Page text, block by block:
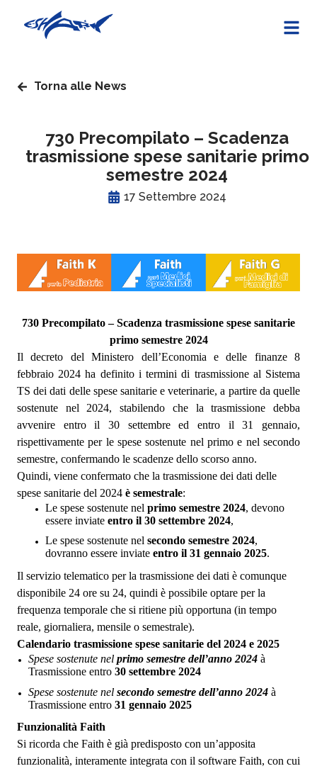
Torna alle News
730 Precompilato – Scadenza
trasmissione spese sanitarie primo
semestre 2024
17 Settembre 2024
730 Precompilato – Scadenza trasmissione spese sanitarie
primo semestre 2024
Il decreto del Ministero dell’Economia e delle finanze 8
febbraio 2024 ha definito i termini di trasmissione al Sistema
TS dei dati delle spese sanitarie e veterinarie, a partire da quelle
sostenute nel 2024, stabilendo che la trasmissione debba
avvenire entro il 30 settembre ed entro il 31 gennaio,
rispettivamente per le spese sostenute nel primo e nel secondo
semestre, confermando le scadenze dello scorso anno.
Quindi, viene confermato che la trasmissione dei dati delle
spese sanitarie del 2024 è semestrale:
Le spese sostenute nel primo semestre 2024, devono
essere inviate entro il 30 settembre 2024,
Le spese sostenute nel secondo semestre 2024,
dovranno essere inviate entro il 31 gennaio 2025.
Il servizio telematico per la trasmissione dei dati è comunque
disponibile 24 ore su 24, quindi è possibile optare per la
frequenza temporale che si ritiene più opportuna (in tempo
reale, giornaliera, mensile o semestrale).
Calendario trasmissione spese sanitarie del 2024 e 2025
Spese sostenute nel primo semestre dell’anno 2024 à
Trasmissione entro 30 settembre 2024
Spese sostenute nel secondo semestre dell’anno 2024 à
Trasmissione entro 31 gennaio 2025
Funzionalità Faith
Si ricorda che Faith è già predisposto con un’apposita
funzionalità, interamente integrata con il software Faith, con cui